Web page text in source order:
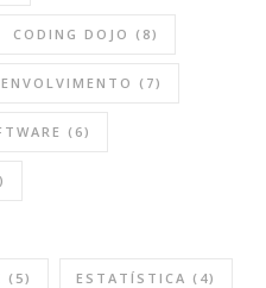
CODING DOJO (8)
(7)
(6)
(5) ESTATÍSTICA (4)